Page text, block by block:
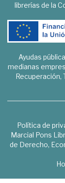
librerías de la
Ayudas
medianas
Recuperación,
Política de
Marcial Pons
de Derecho,